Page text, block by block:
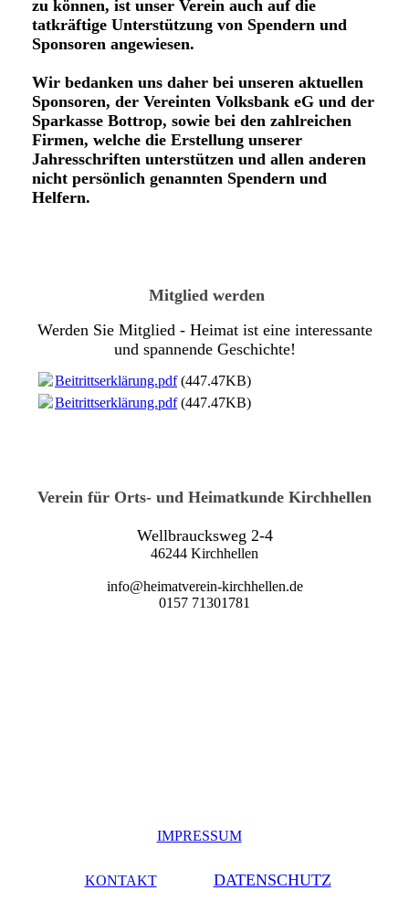
zu können, ist unser Verein auch auf die
tatkräftige Unterstützung von Spendern und
Sponsoren angewiesen.
Wir bedanken uns daher bei unseren aktuellen
Sponsoren, der Vereinten Volksbank eG und der
Sparkasse Bottrop, sowie bei den zahlreichen
Firmen, welche die Erstellung unserer
Jahresschriften unterstützen und allen anderen
nicht persönlich genannten Spendern und
Helfern.
Mitglied werden
Werden Sie Mitglied - Heimat ist eine interessante
und spannende Geschichte!
Beitrittserklärung.pdf(447.47KB)
Beitrittserklärung.pdf(447.47KB)
Verein für Orts- und Heimatkunde Kirchhellen
Wellbraucksweg 2-4
46244 Kirchhellen
info@heimatverein-kirchhellen.de
0157 71301781
IMPRESSUM
KONTAKT DATENSCHUTZ